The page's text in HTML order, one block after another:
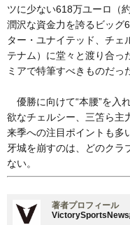
ツに少ない618万ユーロ（
潤沢な資金力を誇るビッグ
ター・ユナイテッド、チェ
テナム）に堂々と渡り合っ
ミアで特筆すべきものだっ
優勝に向けて“本腰”を入
欲なチェルシー、三笘ら主
来季への注目ポイントも多
牙城を崩すのは、どのクラ
ない。
著者プロフィール
VictorySportsNews